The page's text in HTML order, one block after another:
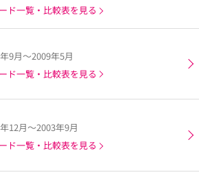
ド一覧・比較表を見る
9月～2009年5月
ド一覧・比較表を見る
12月～2003年9月
ド一覧・比較表を見る